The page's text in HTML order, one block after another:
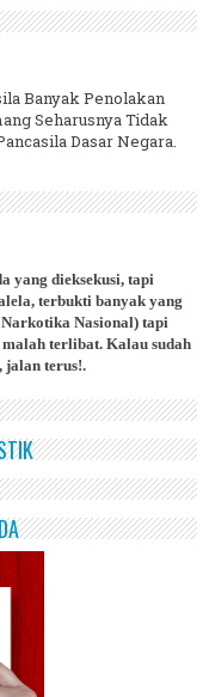
Banyak Penolakan
Seharusnya Tidak
Dasar Negara.
yang dieksekusi, tapi
terbukti banyak yang
Nasional) tapi
terlibat. Kalau sudah
jalan terus!.